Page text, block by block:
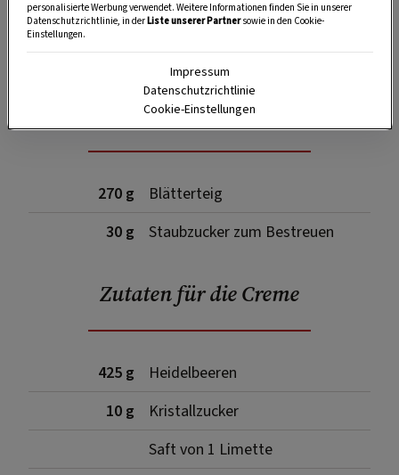
Zutaten
270 g
Blätterteig
30 g
Staubzucker zum Bestreuen
Zutaten für die Creme
425 g
Heidelbeeren
10 g
Kristallzucker
Saft von 1 Limette
personalisierte Werbung verwendet. Weitere Informationen finden Sie in unserer
Datenschutzrichtlinie, in derListe unserer Partnersowie in den Cookie-
Einstellungen.
Impressum
Datenschutzrichtlinie
Cookie-Einstellungen